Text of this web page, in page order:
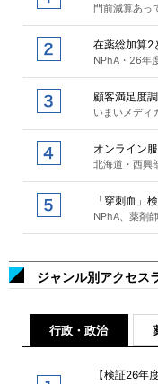
門前減算あっ
在薬総加算2
NPhA・26年
顧客満足度
いまいメデ
オンライン
北海道・西興
「穿刺血」
NPhA、薬剤
ジャンル別アクセス
行政・政治
【検証26年